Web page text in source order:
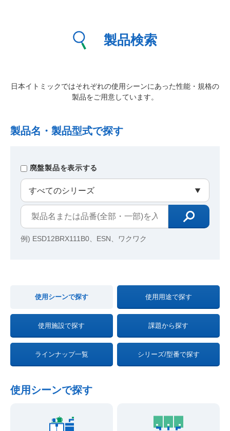
製品検索
日本イトミックではそれぞれの使用シーンにあった性能・規格の
製品をご用意しています。
製品名・製品型式で探す
廃盤製品を表示する
例) ESD12BRX111B0、ESN、ワクワク
使用シーンで探す 使用用途で探す
使用施設で探す 課題から探す
ラインナップ一覧 シリーズ/型番で探す
使用シーンで探す